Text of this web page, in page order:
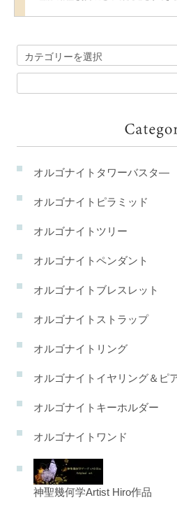
オルゴナイトタワーバスタ―
オルゴナイトピラミッド
オルゴナイトツリー
オルゴナイトペンダント
オルゴナイトブレスレット
オルゴナイトストラップ
オルゴナイトリング
オルゴナイトイヤリング＆ピ
オルゴナイトキーホルダー
オルゴナイトワンド
神聖幾何学Artist Hiro作品